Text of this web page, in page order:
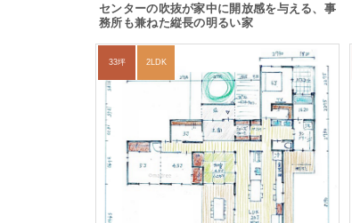
センターの吹抜が家中に開放感を与える、事
務所も兼ねた縦長の明るい家
33坪 2LDK